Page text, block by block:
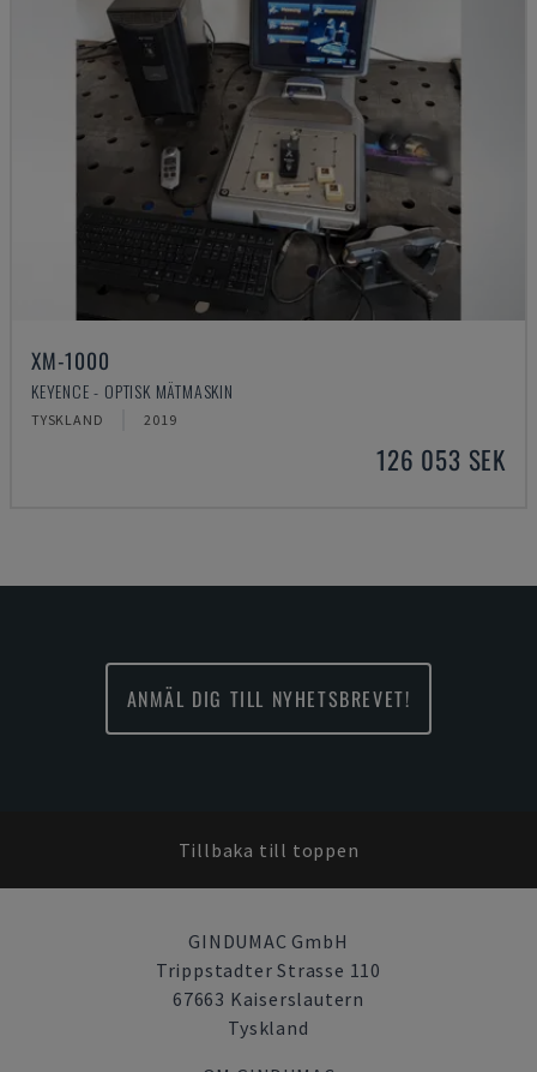
XM-1000
KEYENCE - OPTISK MÄTMASKIN
TYSKLAND 2019
126 053 SEK
ANMÄL DIG TILL NYHETSBREVET!
Tillbaka till toppen
GINDUMAC GmbH
Trippstadter Strasse 110
67663 Kaiserslautern
Tyskland